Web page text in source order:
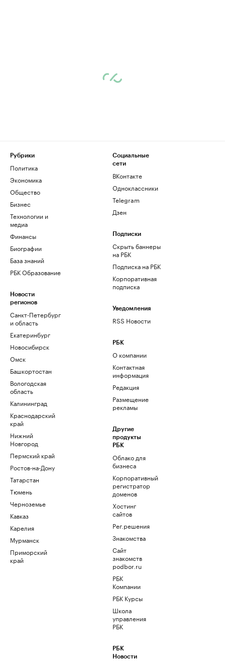
Рубрики
Политика
Экономика
Общество
Бизнес
Технологии и
медиа
Финансы
Биографии
База знаний
РБК Образование
Новости
регионов
Санкт-Петербург
и область
Екатеринбург
Новосибирск
Омск
Башкортостан
Вологодская
область
Калининград
Краснодарский
край
Нижний
Новгород
Пермский край
Ростов-на-Дону
Татарстан
Тюмень
Черноземье
Кавказ
Карелия
Мурманск
Приморский
край
Социальные
сети
ВКонтакте
Одноклассники
Telegram
Дзен
Подписки
Скрыть баннеры
на РБК
Подписка на РБК
Корпоративная
подписка
Уведомления
RSS Новости
РБК
О компании
Контактная
информация
Редакция
Размещение
рекламы
Другие
продукты
РБК
Облако для
бизнеса
Корпоративный
регистратор
доменов
Хостинг
сайтов
Рег.решения
Знакомства
Сайт
знакомств
podbor.ru
РБК
Компании
РБК Курсы
Школа
управления
РБК
РБК
Новости